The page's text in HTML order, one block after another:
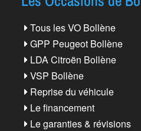
Tous les VO Bollène
GPP Peugeot Bollène
LDA Citroën Bollène
VSP Bollène
Reprise du véhicule
Le financement
Le garanties & révisions